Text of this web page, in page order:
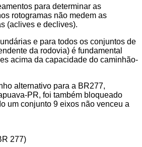
para determinar as
rotogramas não medem as
(aclives e declives).
e para todos os conjuntos de
da rodovia) é fundamental
acima da capacidade do caminhão-
alternativo para a BR277,
PR, foi também bloqueado
um conjunto 9 eixos não venceu a
277)